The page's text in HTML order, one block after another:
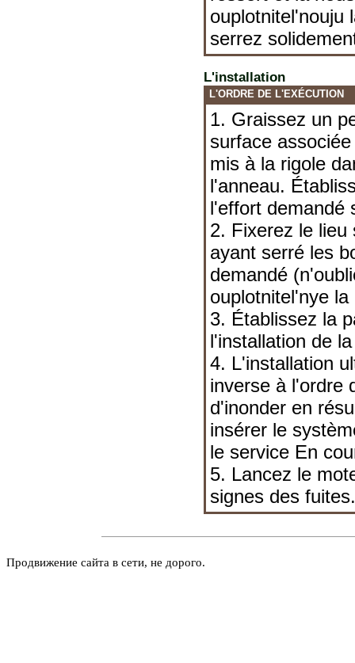
ouplotnitel'nouju
serrez
L'installation
L'ORDRE DE L'EXÉCUTION
1. Graissez un
surface
mis à la rigole
l'anneau.
l'effort demandé
2. Fixerez le lieu
ayant serré les
demandé
ouplotnitel'nye la
3. Établissez la
l'installation de
4. L'installation
inverse à l'ordre
d'inonder en
insérer le
le service En
5. Lancez le
signes des fuites.
Продвижение сайта в сети, не дорого.